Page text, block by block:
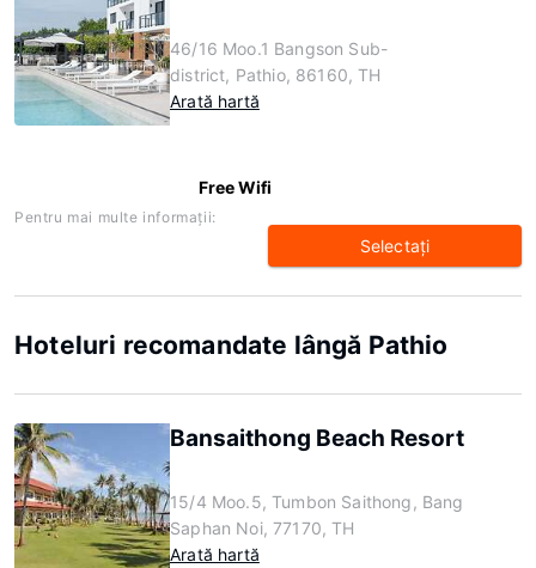
46/16 Moo.1 Bangson Sub-
district, Pathio, 86160, TH
Arată hartă
Free Wifi
Pentru mai multe informaţii:
Selectaţi
Hoteluri recomandate lângă Pathio
Bansaithong Beach Resort
15/4 Moo.5, Tumbon Saithong, Bang
Saphan Noi, 77170, TH
Arată hartă